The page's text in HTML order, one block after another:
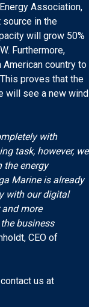
Association,
in the
will grow 50%
Furthermore,
country to
proves that the
will see a new wind
with
task, however, we
the energy
Marine is already
with our digital
more
business
CEO of
us at